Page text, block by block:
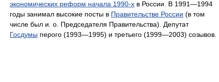
экономических реформ начала 1990-х в России. В 1991—1994
годы занимал высокие посты в Правительстве России (в том
числе был и. о. Председателя Правительства). Депутат
Госдумы перого (1993—1995) и третьего (1999—2003) созывов.